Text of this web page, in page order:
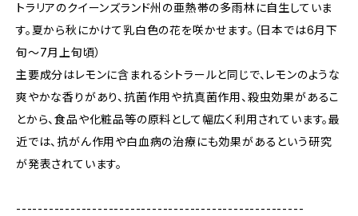
トラリアのクイーンズランド州の亜熱帯の多雨林に自生していま
す。夏から秋にかけて乳白色の花を咲かせます。（日本では6月下
旬～7月上旬頃）
主要成分はレモンに含まれるシトラールと同じで、レモンのような
爽やかな香りがあり、抗菌作用や抗真菌作用、殺虫効果があるこ
とから、食品や化粧品等の原料として幅広く利用されています。最
近では、抗がん作用や白血病の治療にも効果があるという研究
が発表されています。
-----------------------------------------------------